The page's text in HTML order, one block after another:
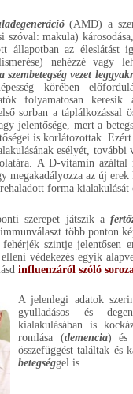
(AMD) a
szóval: makula)
állapotban az éleslátást
nehézzé vagy
szembetegség vezet
körében
folyamatosan keresik
sorban a táplálkozással
jelentősége, mert a
is korlátozottak.
esélyét,
A D-vitamin
megakadályozza az új
forma kialakulását
szerepet játszik a
több ponton
fehérjék szintje jelentősen
védekezés egyik
influenzáról szóló
A jelenlegi adatok
gyulladásos és
kialakulásában is
romlása (demencia) és
összefüggést találtak és
betegséggel is.